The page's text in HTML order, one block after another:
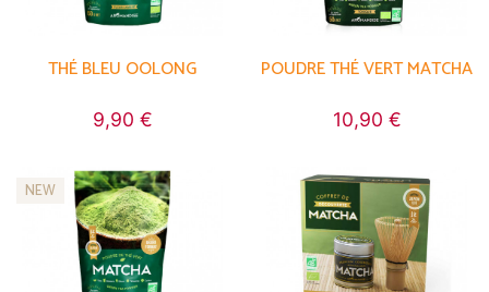
THÉ BLEU OOLONG
9,90 €
POUDRE THÉ VERT MATCHA
10,90 €
NEW